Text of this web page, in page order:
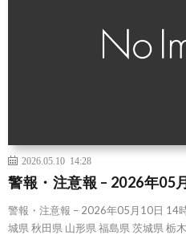
2026.05.10 14:28
警報・注意報 – 2026年05
警報・注意報 – 2026年05月10日 14
城県 秋田県 山形県 福島県 茨城県 栃